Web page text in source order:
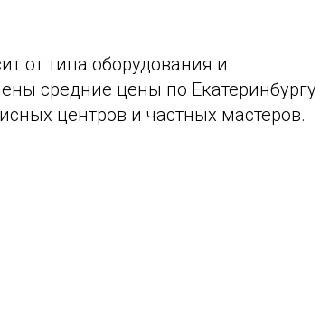
от типа оборудования и
средние цены по Екатеринбургу
центров и частных мастеров.